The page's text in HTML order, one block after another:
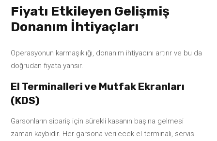
Fiyatı Etkileyen Gelişmiş
Donanım İhtiyaçları
Operasyonun karmaşıklığı, donanım ihtiyacını artırır ve bu da
doğrudan fiyata yansır.
El Terminalleri ve Mutfak Ekranları
(KDS)
Garsonların sipariş için sürekli kasanın başına gelmesi
zaman kaybıdır. Her garsona verilecek el terminali, servis